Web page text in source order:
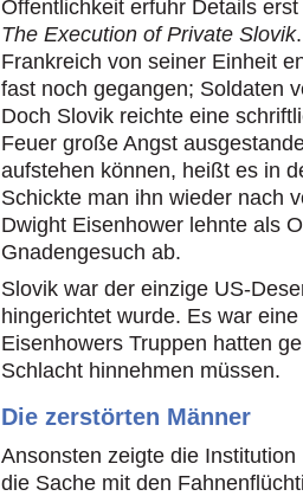
Öffentlichkeit erfuhr Details
The Execution of Private Slovik
Frankreich von seiner Einheit
fast noch gegangen; Soldaten
Doch Slovik reichte eine
Feuer große Angst
aufstehen können, heißt es in
Schickte man ihn wieder nach
Dwight Eisenhower lehnte als
Gnadengesuch ab.
Slovik war der einzige US-
hingerichtet wurde. Es war
Eisenhowers Truppen hatten
Schlacht hinnehmen müssen.
Die zerstörten Männer
Ansonsten zeigte die
die Sache mit den